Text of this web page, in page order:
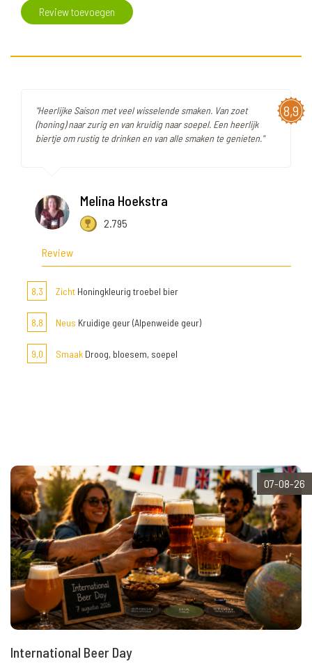
Review toevoegen
8,9
"Heerlijke Saison met veel wisselende smaken. Van zoet
(honing) naar zurig en van kruidig naar soepel. Een heerlijk
biertje om rustig te drinken en van alle smaken te genieten."
Melina Hoekstra
2.795
Review
8,3 Zicht Honingkleurig troebel bier
8,8 Neus Kruidige geur (Alpenweide geur)
9,0 Smaak Droog, bloesem, soepel
07-08-26
International Beer Day